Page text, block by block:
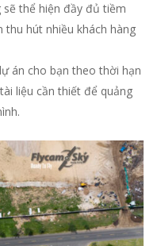
sẽ thể hiện đầy đủ tiềm
thu hút nhiều khách hàng
án cho bạn theo thời hạn
liệu cần thiết để quảng